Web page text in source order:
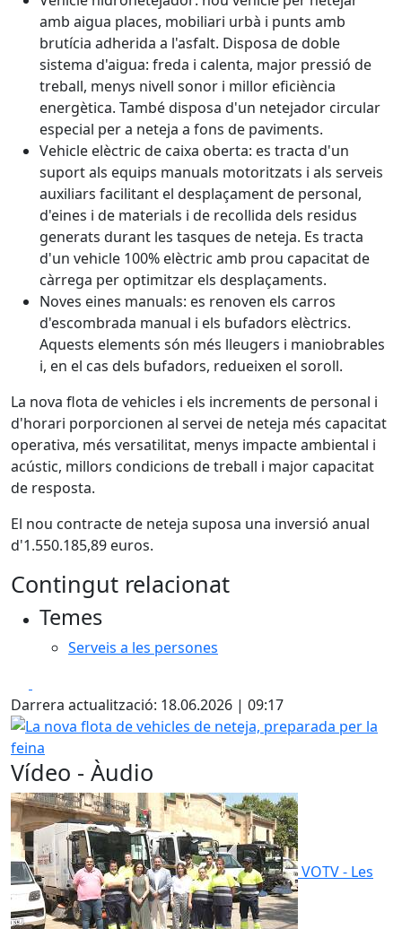
amb aigua places, mobiliari urbà i punts amb
brutícia adherida a l'asfalt. Disposa de doble
sistema d'aigua: freda i calenta, major pressió de
treball, menys nivell sonor i millor eficiència
energètica. També disposa d'un netejador circular
especial per a neteja a fons de paviments.
Vehicle elèctric de caixa oberta: es tracta d'un
suport als equips manuals motoritzats i als serveis
auxiliars facilitant el desplaçament de personal,
d'eines i de materials i de recollida dels residus
generats durant les tasques de neteja. Es tracta
d'un vehicle 100% elèctric amb prou capacitat de
càrrega per optimitzar els desplaçaments.
Noves eines manuals: es renoven els carros
d'escombrada manual i els bufadors elèctrics.
Aquests elements són més lleugers i maniobrables
i, en el cas dels bufadors, redueixen el soroll.
La nova flota de vehicles i els increments de personal i
d'horari porporcionen al servei de neteja més capacitat
operativa, més versatilitat, menys impacte ambiental i
acústic, millors condicions de treball i major capacitat
de resposta.
El nou contracte de neteja suposa una inversió anual
d'1.550.185,89 euros.
Contingut relacionat
Temes
Serveis a les persones
Darrera actualització: 18.06.2026 | 09:17
La nova flota de vehicles de neteja, preparada per la feina
Vídeo - Àudio
VOTV - Les